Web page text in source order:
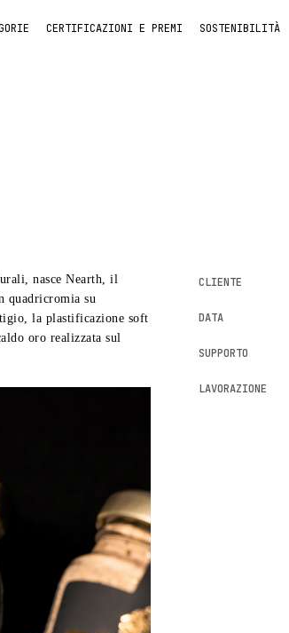
CERTIFICAZIONI E PREMI SOSTENIBILITÀ
nasce Nearth, il
quadricromia su
la plastificazione soft
oro realizzata sul
CLIENTE
DATA
SUPPORTO
LAVORAZIONE